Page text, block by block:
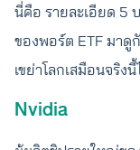
นี่คือ รายละเอียด 5
ของพอร์ต ETF มาดู
เขย่าโลกเสมือนจริง
Nvidia